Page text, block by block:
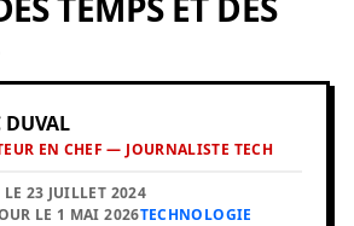
DUVAL
EN CHEF — JOURNALISTE TECH
23 JUILLET 2024
LE 1 MAI 2026TECHNOLOGIE